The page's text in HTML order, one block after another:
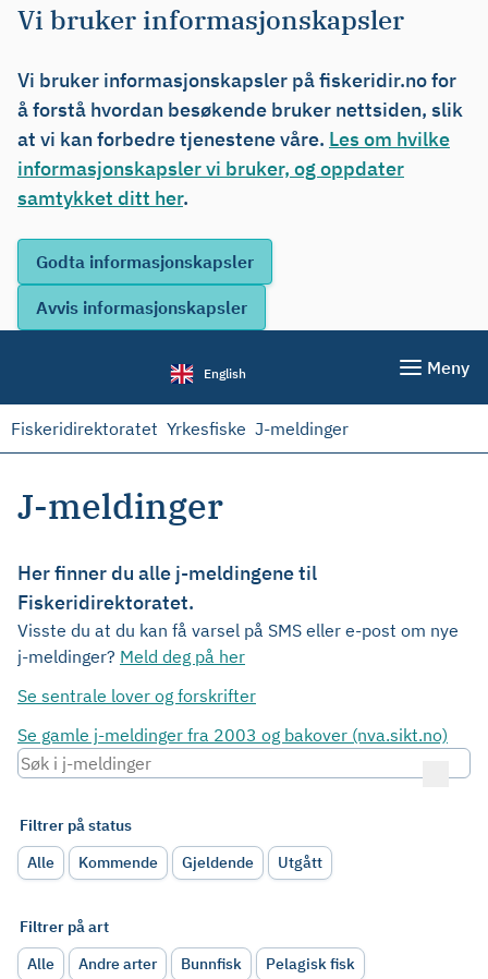
Vi bruker informasjonskapsler
Vi bruker informasjonskapsler på fiskeridir.no for
å forstå hvordan besøkende bruker nettsiden, slik
at vi kan forbedre tjenestene våre. Les om hvilke
informasjonskapsler vi bruker, og oppdater
samtykket ditt her.
English Meny
Fiskeridirektoratet Yrkesfiske J-meldinger
J-meldinger
Her finner du alle j-meldingene til
Fiskeridirektoratet.
Visste du at du kan få varsel på SMS eller e-post om nye
j-meldinger? Meld deg på her
Se sentrale lover og forskrifter
Se gamle j-meldinger fra 2003 og bakover (nva.sikt.no)
Filtrer på status
Alle
Kommende Gjeldende Utgått
Filtrer på art
Alle
Andre arter Bunnfisk Pelagisk fisk